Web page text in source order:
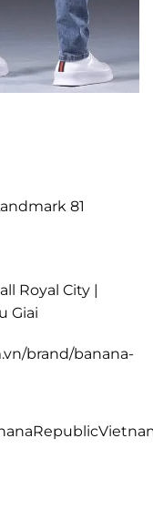
81
Royal City |
Giai
brand/banana-